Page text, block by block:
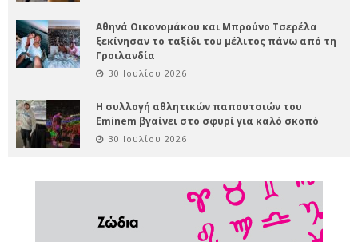
Αθηνά Οικονομάκου και Μπρούνο Τσερέλα
ξεκίνησαν το ταξίδι του μέλιτος πάνω από τη
Γροιλανδία
30 Ιουλίου 2026
Η συλλογή αθλητικών παπουτσιών του
Eminem βγαίνει στο σφυρί για καλό σκοπό
30 Ιουλίου 2026